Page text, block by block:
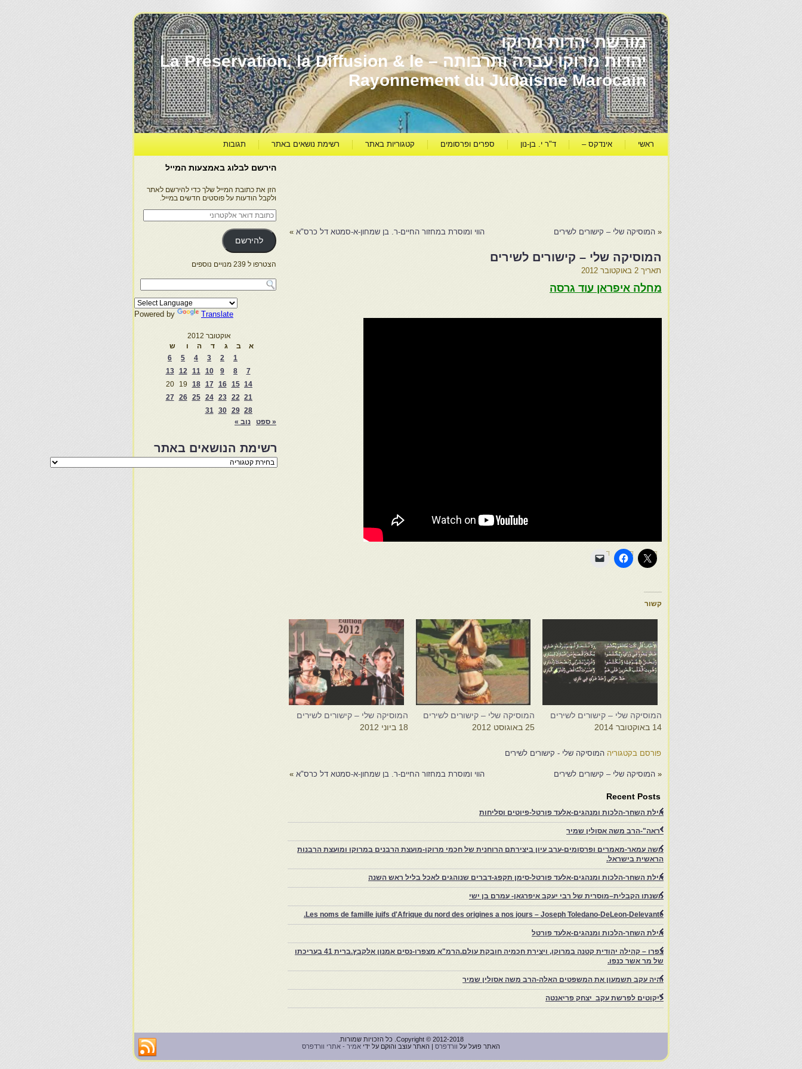
מורשת יהדות מרוקו
יהדות מרוקו עברה ותרבותה – La Préservation, la Diffusion & le
Rayonnement du Judaïsme Marocain
ראשי אינדקס – ד"ר י. בן-נון ספרים ופרסומים קטגוריות באתר רשימת נושאים באתר תגובות
« המוסיקה שלי – קישורים לשירים הווי ומוסרת במחזור החיים-ר. בן שמחון-א-סמטא דל כרס"א »
המוסיקה שלי – קישורים לשירים
תאריך 2 באוקטובר 2012
מחלה איפראן עוד גרסה
קשור
המוסיקה שלי – קישורים לשירים
14 באוקטובר 2014
המוסיקה שלי – קישורים לשירים
25 באוגוסט 2012
המוסיקה שלי – קישורים לשירים
18 ביוני 2012
פורסם בקטגוריה המוסיקה שלי - קישורים לשירים
« המוסיקה שלי – קישורים לשירים הווי ומוסרת במחזור החיים-ר. בן שמחון-א-סמטא דל כרס"א »
Recent Posts
אילת השחר-הלכות ומנהגים-אלעד פורטל-פיוטים וסליחות
"ראה"-הרב משה אסולין שמיר
משה עמאר-מאמרים ופרסומים-ערב עיון ביצירתם הרוחנית של חכמי מרוקו-מועצת הרבנים במרוקו ומועצת הרבנות
הראשית בישראל.
אילת השחר-הלכות ומנהגים-אלעד פורטל-סימן תקפג-דברים שנוהגים לאכל בליל ראש השנה
משנתו הקבלית–מוסרית של רבי יעקב איפרגאן- עמרם בן ישי
Les noms de famille juifs d'Afrique du nord des origines a nos jours – Joseph Toledano-DeLeon-Delevante.
אילת השחר-הלכות ומנהגים-אלעד פורטל
צפרו – קהילה יהודית קטנה במרוקו, ויצירת חכמיה חובקת עולם.הרמ"א מצפרו-נסים אמנון אלקבץ.ברית 41 בעריכתו
של מר אשר כנפו.
והיה עקב תשמעון את המשפטים האלה-הרב משה אסולין שמיר
ליקוטים לפרשת עקב יצחק פריאנטה
הירשם לבלוג באמצעות המייל
הזן את כתובת המייל שלך כדי להירשם לאתר
ולקבל הודעות על פוסטים חדשים במייל.
כתובת
דואר
אלקטרוני
להירשם
הצטרפו ל 239 מנויים נוספים
Powered by Translate
אוקטובר 2012
א
ב ג ד ה ו
ש
1
2
3
4
5
6
7
8
9
10
11
12
13
14
15
16
17
18
19
20
21
22
23
24
25
26
27
28
29
30
31
« ספט
נוב »
רשימת הנושאים באתר
רשימת
הנושאים
Copyright © 2012-2018. כל הזכויות שמורות.
האתר פועל על וורדפרס | האתר עוצב והוקם על ידי אמיר - אתרי וורדפרס